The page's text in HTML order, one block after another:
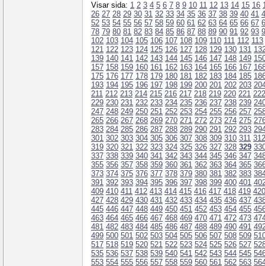
Visar sida: 1 2 3 4 5 6 7 8 9 10 11 12 13 14 15 16
26 27 28 29 30 31 32 33 34 35 36 37 38 39 40 41
52 53 54 55 56 57 58 59 60 61 62 63 64 65 66 67
78 79 80 81 82 83 84 85 86 87 88 89 90 91 92 93
102 103 104 105 106 107 108 109 110 111 112 113
121 122 123 124 125 126 127 128 129 130 131
139 140 141 142 143 144 145 146 147 148 149
157 158 159 160 161 162 163 164 165 166 167
175 176 177 178 179 180 181 182 183 184 185
193 194 195 196 197 198 199 200 201 202 203
211 212 213 214 215 216 217 218 219 220 221 222
229 230 231 232 233 234 235 236 237 238 239
247 248 249 250 251 252 253 254 255 256 257
265 266 267 268 269 270 271 272 273 274 275
283 284 285 286 287 288 289 290 291 292 293
301 302 303 304 305 306 307 308 309 310 311 312
319 320 321 322 323 324 325 326 327 328 329
337 338 339 340 341 342 343 344 345 346 347
355 356 357 358 359 360 361 362 363 364 365
373 374 375 376 377 378 379 380 381 382 383
391 392 393 394 395 396 397 398 399 400 401
409 410 411 412 413 414 415 416 417 418 419 420
427 428 429 430 431 432 433 434 435 436 437
445 446 447 448 449 450 451 452 453 454 455
463 464 465 466 467 468 469 470 471 472 473
481 482 483 484 485 486 487 488 489 490 491
499 500 501 502 503 504 505 506 507 508 509
517 518 519 520 521 522 523 524 525 526 527
535 536 537 538 539 540 541 542 543 544 545
553 554 555 556 557 558 559 560 561 562 563